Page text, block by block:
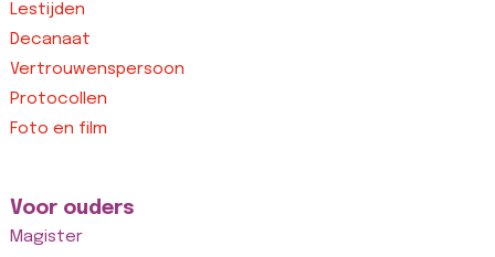
Lestijden
Decanaat
Vertrouwenspersoon
Protocollen
Foto en film
Voor ouders
Magister